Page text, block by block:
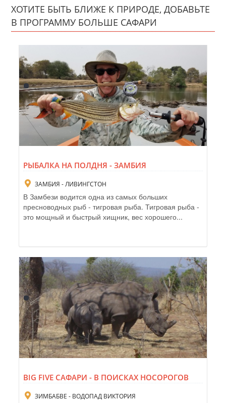
ХОТИТЕ БЫТЬ БЛИЖЕ К ПРИРОДЕ, ДОБАВЬТЕ
В ПРОГРАММУ БОЛЬШЕ САФАРИ
РЫБАЛКА НА ПОЛДНЯ - ЗАМБИЯ
ЗАМБИЯ - ЛИВИНГСТОН
В Замбези водится одна из самых больших
пресноводных рыб - тигровая рыба. Тигровая рыба -
это мощный и быстрый хищник, вес хорошего...
BIG FIVE САФАРИ - В ПОИСКАХ НОСОРОГОВ
ЗИМБАБВЕ - ВОДОПАД ВИКТОРИЯ